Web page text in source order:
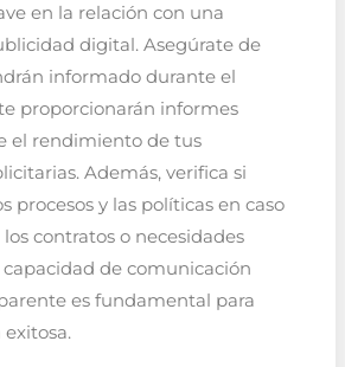
en la relación con una
digital. Asegúrate de
informado durante el
proporcionarán informes
el rendimiento de tus
Además, verifica si
procesos y las políticas en caso
contratos o necesidades
capacidad de comunicación
es fundamental para
exitosa.